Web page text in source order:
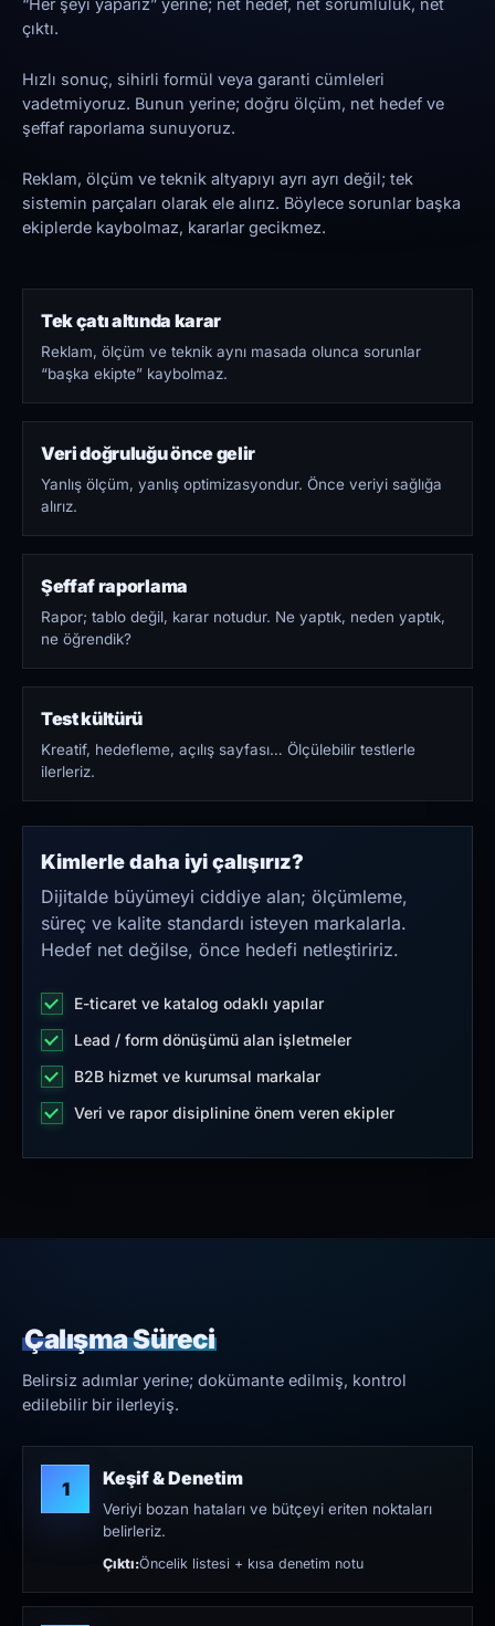
“Her şeyi yaparız” yerine; net hedef, net sorumluluk, net
çıktı.
Hızlı sonuç, sihirli formül veya garanti cümleleri
vadetmiyoruz. Bunun yerine; doğru ölçüm, net hedef ve
şeffaf raporlama sunuyoruz.
Reklam, ölçüm ve teknik altyapıyı ayrı ayrı değil; tek
sistemin parçaları olarak ele alırız. Böylece sorunlar başka
ekiplerde kaybolmaz, kararlar gecikmez.
Tek çatı altında karar
Reklam, ölçüm ve teknik aynı masada olunca sorunlar
“başka ekipte” kaybolmaz.
Veri doğruluğu önce gelir
Yanlış ölçüm, yanlış optimizasyondur. Önce veriyi sağlığa
alırız.
Şeffaf raporlama
Rapor; tablo değil, karar notudur. Ne yaptık, neden yaptık,
ne öğrendik?
Test kültürü
Kreatif, hedefleme, açılış sayfası… Ölçülebilir testlerle
ilerleriz.
Kimlerle daha iyi çalışırız?
Dijitalde büyümeyi ciddiye alan; ölçümleme,
süreç ve kalite standardı isteyen markalarla.
Hedef net değilse, önce hedefi netleştiririz.
E-ticaret ve katalog odaklı yapılar
Lead / form dönüşümü alan işletmeler
B2B hizmet ve kurumsal markalar
Veri ve rapor disiplinine önem veren ekipler
Çalışma Süreci
Belirsiz adımlar yerine; dokümante edilmiş, kontrol
edilebilir bir ilerleyiş.
1 Keşif & Denetim
Veriyi bozan hataları ve bütçeyi eriten noktaları
belirleriz.
Çıktı:Öncelik listesi + kısa denetim notu